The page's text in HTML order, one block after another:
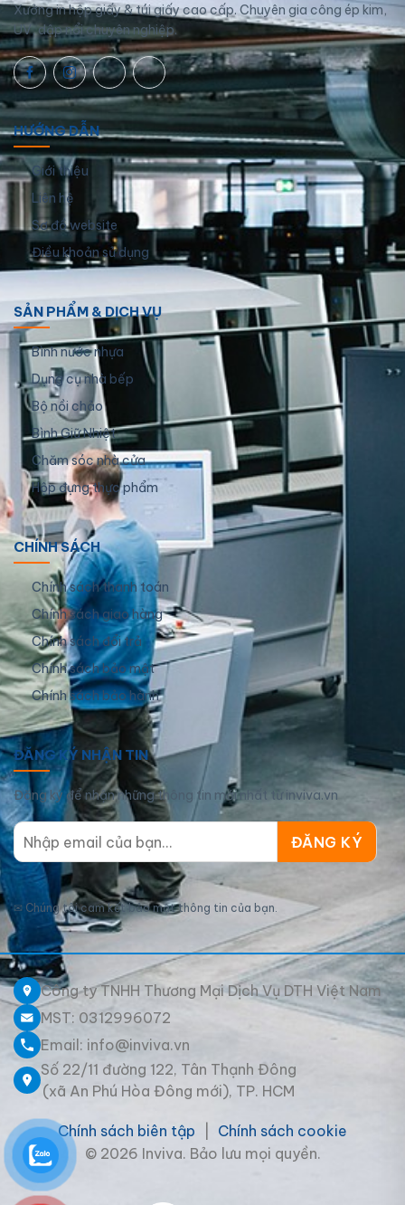
Xưởng in hộp giấy & túi giấy cao cấp. Chuyên gia công ép kim,
UV, dập nổi chuyên nghiệp.
HƯỚNG DẪN
Giới thiệu
Liên hệ
Sơ đồ website
Điều khoản sử dụng
SẢN PHẨM & DỊCH VỤ
Bình nước nhựa
Dụng cụ nhà bếp
Bộ nồi chảo
Bình Giữ Nhiệt
Chăm sóc nhà cửa
Hộp đựng thực phẩm
CHÍNH SÁCH
Chính sách thanh toán
Chính sách giao hàng
Chính sách đổi trả
Chính sách bảo mật
Chính sách bảo hành
ĐĂNG KÝ NHẬN TIN
Đăng ký để nhận những thông tin mới nhất từ inviva.vn
✉ Chúng tôi cam kết bảo mật thông tin của bạn.
Công ty TNHH Thương Mại Dịch Vụ DTH Việt Nam
MST: 0312996072
Email: info@inviva.vn
Số 22/11 đường 122, Tân Thạnh Đông
(xã An Phú Hòa Đông mới), TP. HCM
Chính sách biên tập
Chính sách cookie
© 2026 Inviva. Bảo lưu mọi quyền.